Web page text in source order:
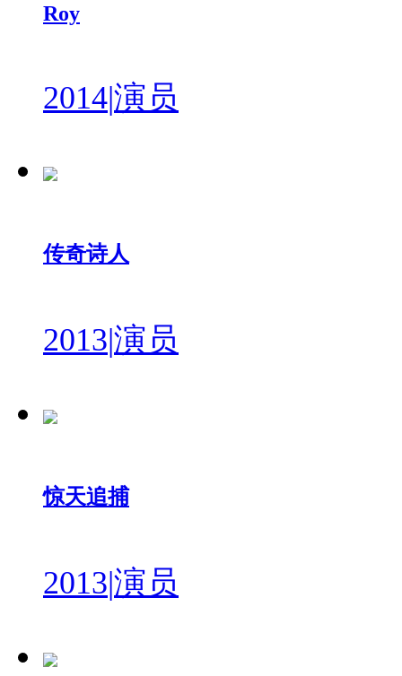
Roy
2014|演员
传奇诗人
2013|演员
惊天追捕
2013|演员